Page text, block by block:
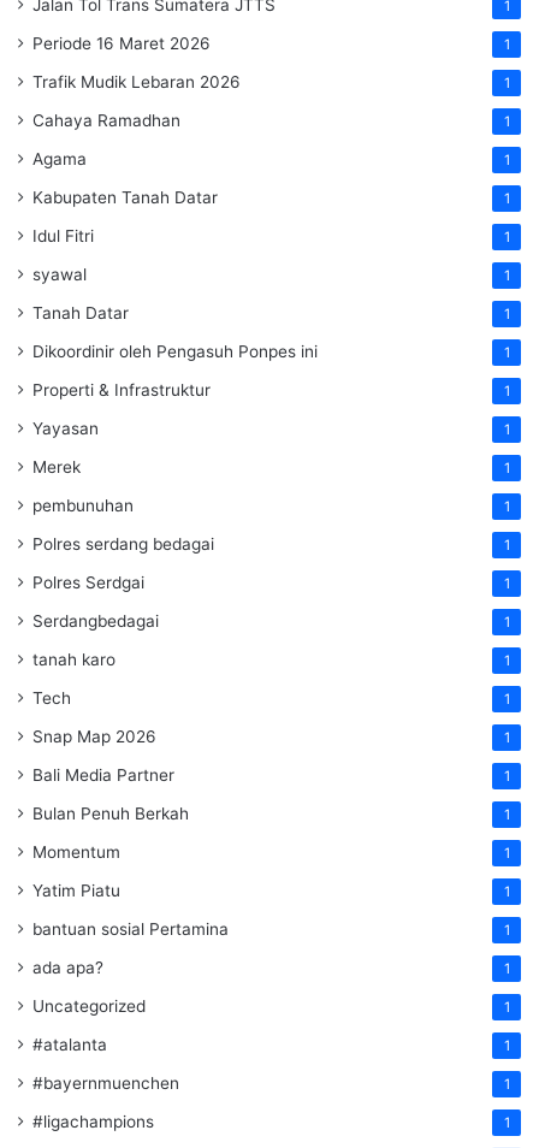
Jalan Tol Trans Sumatera JTTS 1
Periode 16 Maret 2026 1
Trafik Mudik Lebaran 2026 1
Cahaya Ramadhan 1
Agama 1
Kabupaten Tanah Datar 1
Idul Fitri 1
syawal 1
Tanah Datar 1
Dikoordinir oleh Pengasuh Ponpes ini 1
Properti & Infrastruktur 1
Yayasan 1
Merek 1
pembunuhan 1
Polres serdang bedagai 1
Polres Serdgai 1
Serdangbedagai 1
tanah karo 1
Tech 1
Snap Map 2026 1
Bali Media Partner 1
Bulan Penuh Berkah 1
Momentum 1
Yatim Piatu 1
bantuan sosial Pertamina 1
ada apa? 1
Uncategorized 1
#atalanta 1
#bayernmuenchen 1
#ligachampions 1